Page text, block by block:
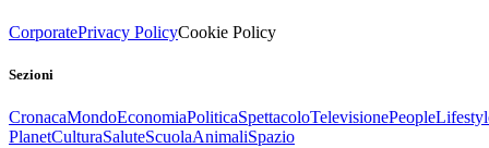
CorporatePrivacy PolicyCookie Policy
Sezioni
CronacaMondoEconomiaPoliticaSpettacoloTelevisionePeople
PlanetCulturaSaluteScuolaAnimaliSpazio